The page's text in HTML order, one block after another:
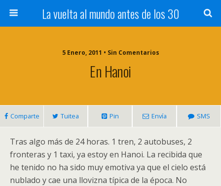
La vuelta al mundo antes de los 30
5 Enero, 2011 • Sin Comentarios
En Hanoi
Comparte Tuitea Pin Envía SMS
Tras algo más de 24 horas. 1 tren, 2 autobuses, 2
fronteras y 1 taxi, ya estoy en Hanoi. La recibida que
he tenido no ha sido muy emotiva ya que el cielo está
nublado y cae una llovizna típica de la época. No